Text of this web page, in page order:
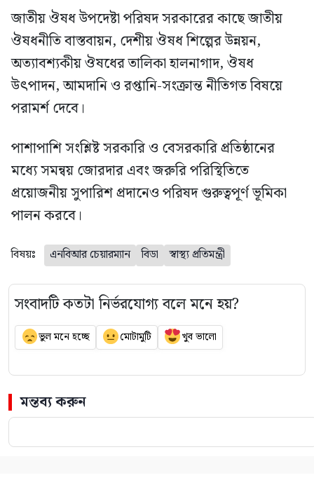
জাতীয় ঔষধ উপদেষ্টা পরিষদ সরকারের কাছে জাতীয়
ঔষধনীতি বাস্তবায়ন, দেশীয় ঔষধ শিল্পের উন্নয়ন,
অত্যাবশ্যকীয় ঔষধের তালিকা হালনাগাদ, ঔষধ
উৎপাদন, আমদানি ও রপ্তানি-সংক্রান্ত নীতিগত বিষয়ে
পরামর্শ দেবে।
পাশাপাশি সংশ্লিষ্ট সরকারি ও বেসরকারি প্রতিষ্ঠানের
মধ্যে সমন্বয় জোরদার এবং জরুরি পরিস্থিতিতে
প্রয়োজনীয় সুপারিশ প্রদানেও পরিষদ গুরুত্বপূর্ণ ভূমিকা
পালন করবে।
বিষয়ঃ এনবিআর চেয়ারম্যান বিডা স্বাস্থ্য প্রতিমন্ত্রী
সংবাদটি কতটা নির্ভরযোগ্য বলে মনে হয়?
ভুল মনে হচ্ছে মোটামুটি খুব ভালো
মন্তব্য করুন